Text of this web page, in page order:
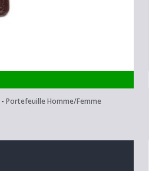
- Portefeuille Homme/Femme